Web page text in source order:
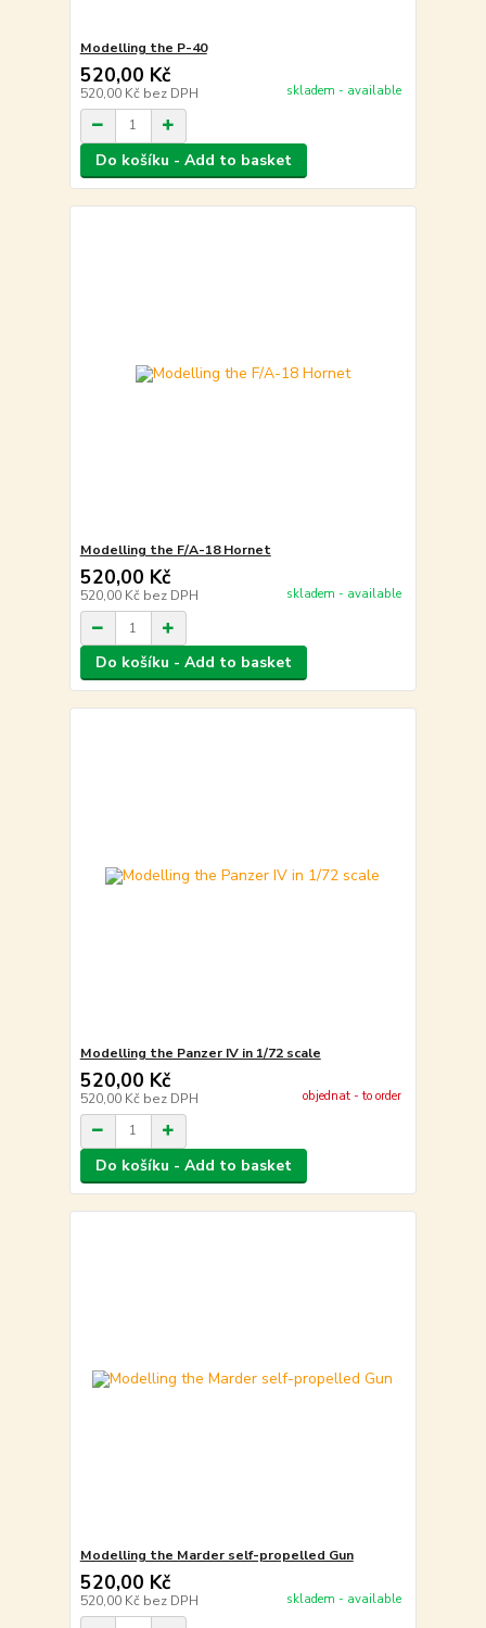
Modelling the P-40
520,00 Kč
520,00 Kč bez DPH skladem - available
Do košíku - Add to basket
Modelling the F/A-18 Hornet
520,00 Kč
520,00 Kč bez DPH skladem - available
Do košíku - Add to basket
Modelling the Panzer IV in 1/72 scale
520,00 Kč
520,00 Kč bez DPH objednat - to order
Do košíku - Add to basket
Modelling the Marder self-propelled Gun
520,00 Kč
520,00 Kč bez DPH skladem - available